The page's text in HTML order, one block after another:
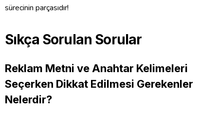
sürecinin parçasıdır!
Sıkça Sorulan Sorular
Reklam Metni ve Anahtar Kelimeleri
Seçerken Dikkat Edilmesi Gerekenler
Nelerdir?